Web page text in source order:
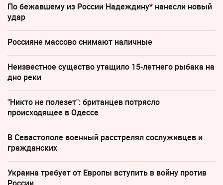
По бежавшему из России Надеждину* нанесли новый
удар
Россияне массово снимают наличные
Неизвестное существо утащило 15-летнего рыбака на
дно реки
"Никто не полезет": британцев потрясло
происходящее в Одессе
В Севастополе военный расстрелял сослуживцев и
гражданских
Украина требует от Европы вступить в войну против